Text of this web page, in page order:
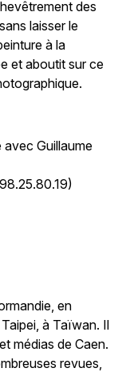
des
laisser le
à la
et aboutit sur ce
avec Guillaume
en
à Taïwan. Il
médias de Caen.
revues,